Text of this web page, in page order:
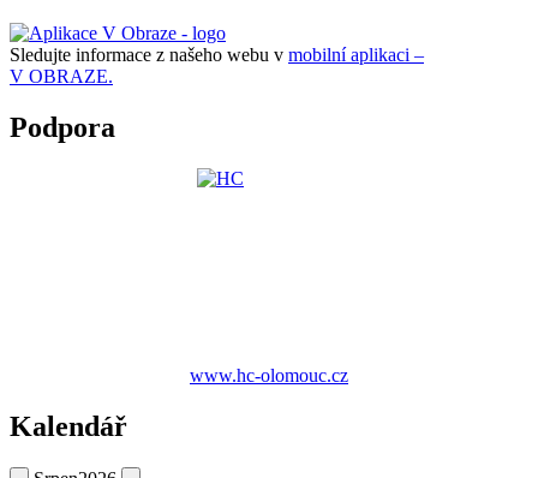
Sledujte informace z našeho webu v mobilní aplikaci –
V OBRAZE.
Podpora
www.hc-olomouc.cz
Kalendář